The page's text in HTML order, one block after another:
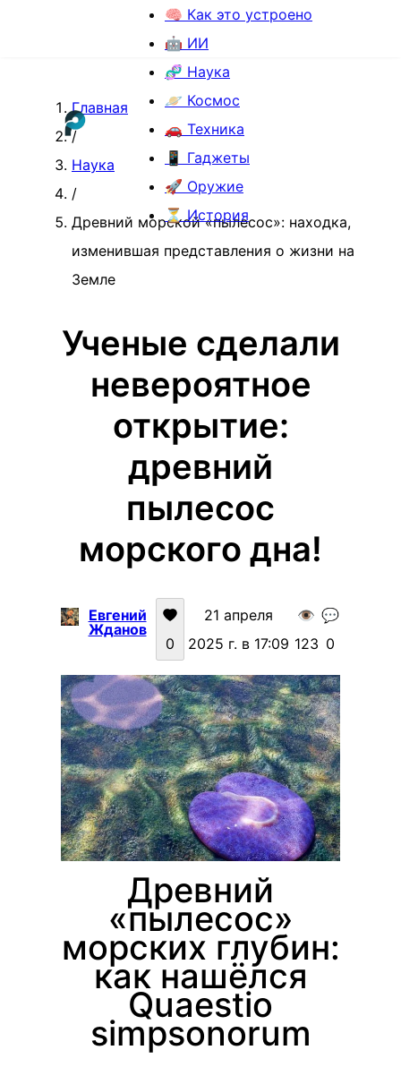
🧠 Как это устроено
🤖 ИИ
🧬 Наука
🪐 Космос
🚗 Техника
📱 Гаджеты
🚀 Оружие
⏳ История
Главная
/
Наука
/
Древний морской «пылесос»: находка,
изменившая представления о жизни на
Земле
Ученые сделали
невероятное
открытие:
древний
пылесос
морского дна!
Евгений
Жданов
0
21 апреля
2025 г. в 17:09
👁️
123
💬
0
Древний
«пылесос»
морских глубин:
как нашёлся
Quaestio
simpsonorum